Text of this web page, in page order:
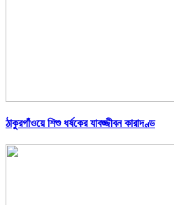
ঠাকুরগাঁওয়ে শিশু ধর্ষকের যাবজ্জীবন কারাদণ্ড